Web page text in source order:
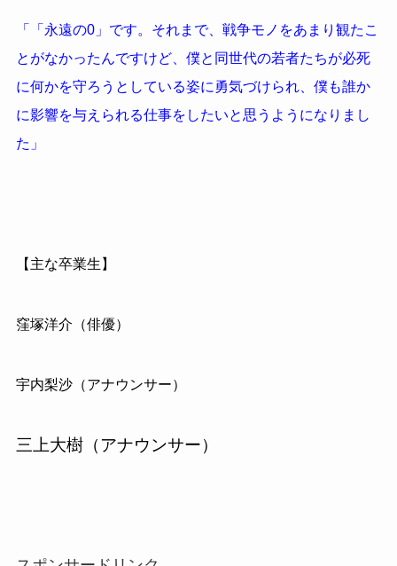
「「永遠の0」です。それまで、戦争モノをあまり観たこ
とがなかったんですけど、僕と同世代の若者たちが必死
に何かを守ろうとしている姿に勇気づけられ、僕も誰か
に影響を与えられる仕事をしたいと思うようになりまし
た」
【主な卒業生】
窪塚洋介（俳優）
宇内梨沙（アナウンサー）
三上大樹（アナウンサー）